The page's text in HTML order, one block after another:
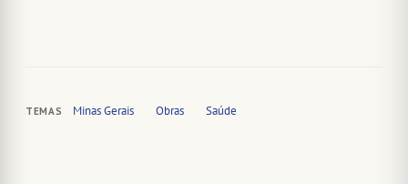
TEMAS Minas Gerais Obras Saúde